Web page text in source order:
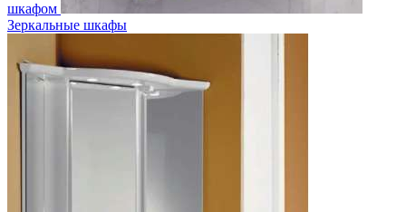
шкафом
Зеркальные шкафы